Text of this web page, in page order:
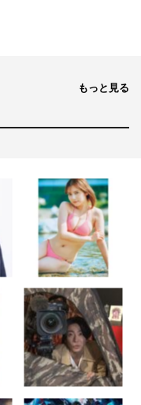
もっと見る